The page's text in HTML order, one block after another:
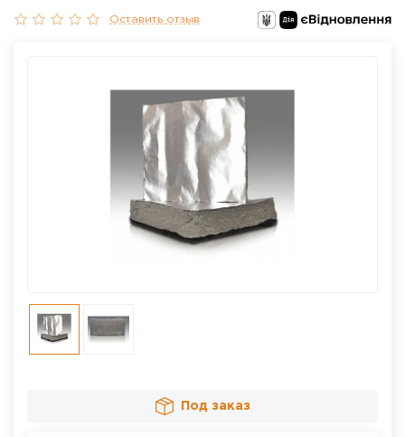
Оставить отзыв
Под заказ